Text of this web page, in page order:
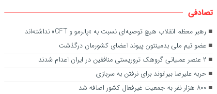
تصادفی
رهبر معظم انقلاب هیچ توصیه‌ای نسبت به «پالرمو و CFT» نداشته‌اند
عضو تیم ملی بدمینتون پیوند اعضای کشورمان درگذشت
۲ عنصر عملیاتی گروهک تروریستی منافقین در ایران اعدام شدند
حربه علیرضا بیرانوند برای نرفتن به سربازی
۸۰۰ هزار نفر به جمعیت غیرفعال کشور اضافه شد